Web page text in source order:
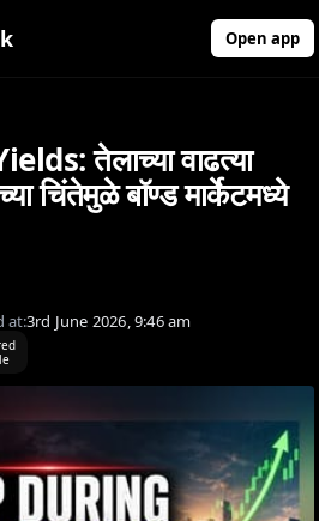
Open app
तेलाच्या वाढत्या
चिंतेमुळे बॉण्ड मार्केटमध्ये
at:3rd June 2026, 9:46 am